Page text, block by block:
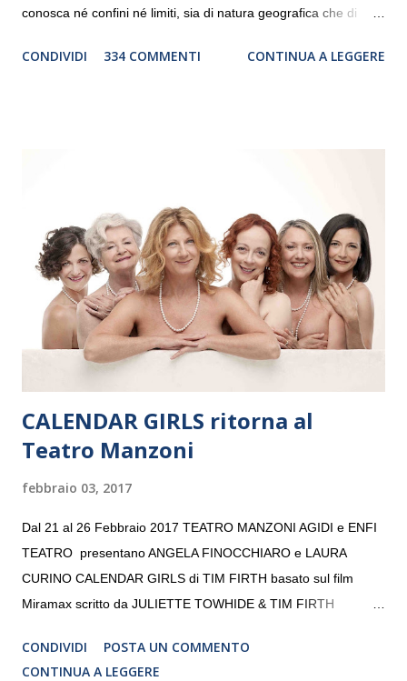
conosca né confini né limiti, sia di natura geografica che di
debutterà il 10 settembre a Heiden, in Germania, e toccherà, in
“Settembre dell’Accademia” dove si esibirà per il secondo anno
consecutivo. Il pubblico milanese avrà il piacere di applaudire i
giovani artisti della Baltic Sea Youth Philharmonic per la quarta
volta. L’orchestra, fondata nel 2008 da Kristjan Järvi (affiancato
da un prestigioso consiglio di consulent...
CONDIVIDI 334 COMMENTI CONTINUA A LEGGERE
CALENDAR GIRLS ritorna al
Teatro Manzoni
febbraio 03, 2017
Dal 21 al 26 Febbraio 2017 TEATRO MANZONI AGIDI e ENFI
TEATRO presentano ANGELA FINOCCHIARO e LAURA
CURINO CALENDAR GIRLS di TIM FIRTH basato sul film
Miramax scritto da JULIETTE TOWHIDE & TIM FIRTH
CRISTINA PEZZOLI
CONDIVIDI
POSTA UN COMMENTO
CONTINUA A LEGGERE